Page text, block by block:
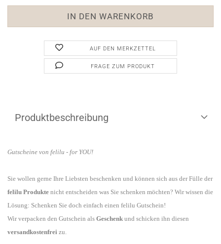
AUF DEN MERKZETTEL
FRAGE ZUM PRODUKT
Produktbeschreibung
Gutscheine von felilu - for YOU!
Sie wollen gerne Ihre Liebsten beschenken und können sich aus der Fülle der
felilu Produkte nicht entscheiden was Sie schenken möchten? Wir wissen die
Lösung: Schenken Sie doch einfach einen felilu Gutschein!
Wir verpacken den Gutschein als Geschenk und schicken ihn diesen
versandkostenfrei zu.